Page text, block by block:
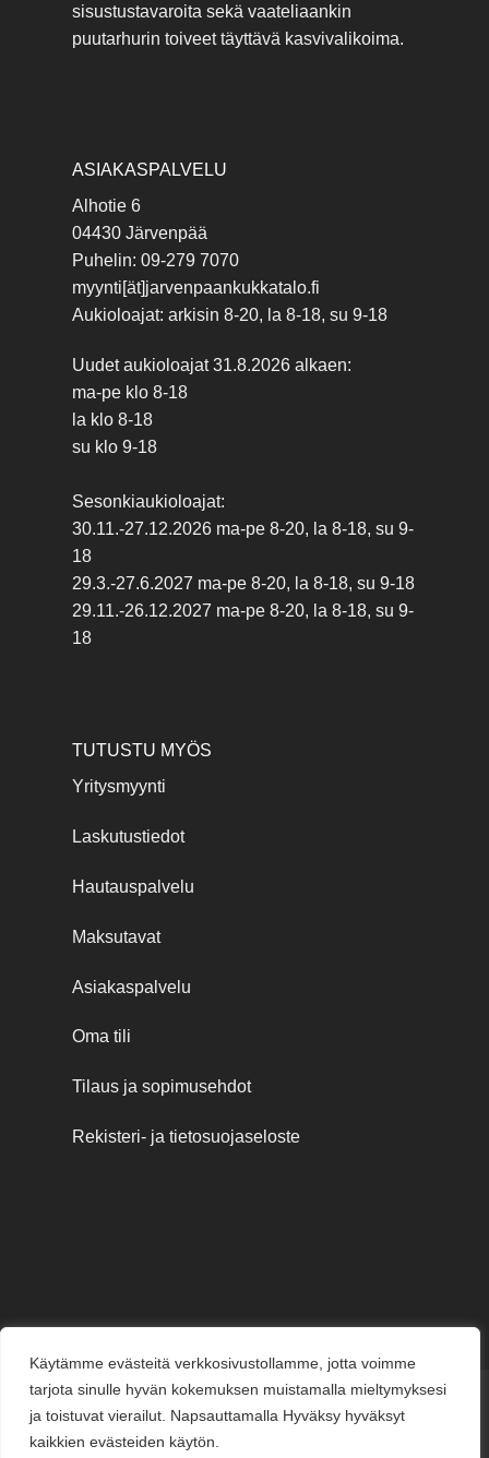
Käytämme evästeitä verkkosivustollamme, jotta voimme
tarjota sinulle hyvän kokemuksen muistamalla mieltymyksesi
ja toistuvat vierailut. Napsauttamalla Hyväksy hyväksyt
kaikkien evästeiden käytön.
sisustustavaroita sekä vaateliaankin
puutarhurin toiveet täyttävä kasvivalikoima.
ASIAKASPALVELU
Alhotie 6
04430 Järvenpää
Puhelin: 09-279 7070
myynti[ät]jarvenpaankukkatalo.fi
Aukioloajat: arkisin 8-20, la 8-18, su 9-18
Uudet aukioloajat 31.8.2026 alkaen:
ma-pe klo 8-18
la klo 8-18
su klo 9-18
Sesonkiaukioloajat:
30.11.-27.12.2026 ma-pe 8-20, la 8-18, su 9-
18
29.3.-27.6.2027 ma-pe 8-20, la 8-18, su 9-18
29.11.-26.12.2027 ma-pe 8-20, la 8-18, su 9-
18
TUTUSTU MYÖS
Yritysmyynti
Laskutustiedot
Hautauspalvelu
Maksutavat
Asiakaspalvelu
Oma tili
Tilaus ja sopimusehdot
Rekisteri- ja tietosuojaseloste
Credit
MasterCard
Visa
Visa
KUKKAKAUPPA